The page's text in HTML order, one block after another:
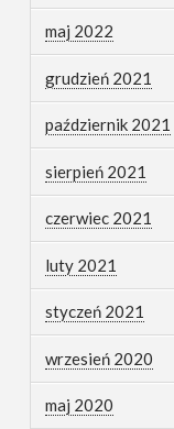
maj 2022
grudzień 2021
październik 2021
sierpień 2021
czerwiec 2021
luty 2021
styczeń 2021
wrzesień 2020
maj 2020